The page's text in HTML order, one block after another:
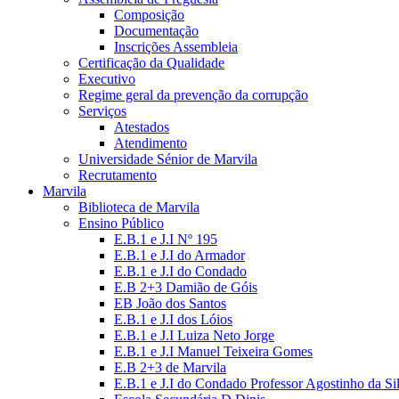
Composição
Documentação
Inscrições Assembleia
Certificação da Qualidade
Executivo
Regime geral da prevenção da corrupção
Serviços
Atestados
Atendimento
Universidade Sénior de Marvila
Recrutamento
Marvila
Biblioteca de Marvila
Ensino Público
E.B.1 e J.I Nº 195
E.B.1 e J.I do Armador
E.B.1 e J.I do Condado
E.B 2+3 Damião de Góis
EB João dos Santos
E.B.1 e J.I dos Lóios
E.B.1 e J.I Luiza Neto Jorge
E.B.1 e J.I Manuel Teixeira Gomes
E.B 2+3 de Marvila
E.B.1 e J.I do Condado Professor Agostinho da